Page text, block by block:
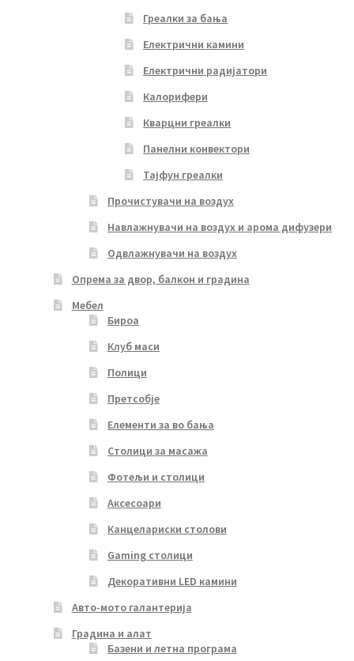
Греалки за бања
Електрични камини
Електрични радијатори
Калорифери
Кварцни греалки
Панелни конвектори
Тајфун греалки
Прочистувачи на воздух
Навлажнувачи на воздух и арома дифузери
Одвлажнувачи на воздух
Опрема за двор, балкон и градина
Мебел
Бироа
Клуб маси
Полици
Претсобје
Елементи за во бања
Столици за масажа
Фотељи и столици
Аксесоари
Канцелариски столови
Gaming столици
Декоративни LED камини
Авто-мото галантерија
Градина и алат
Базени и летна програма